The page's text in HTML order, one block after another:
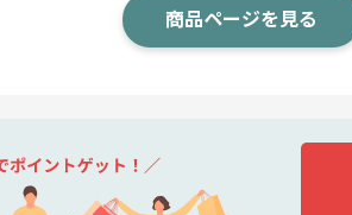
商品ページを見る